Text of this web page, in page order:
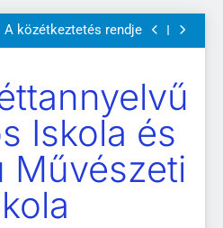
2026. május 04-14.
A közétkeztetés rendje
ajánlott olvasmányok
2026. május 04-14.
A közétkeztetés rendje
ajánlott olvasmányok
A Mi Világunk!
Iskola és
Művészeti